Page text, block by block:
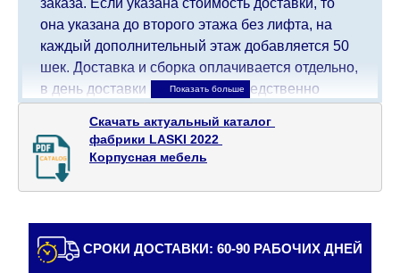
заказа. Если указана стоимость доставки, то
она указана до второго этажа без лифта, на
каждый дополнительный этаж добавляется 50
шек. Доставка и сборка оплачивается отдельно,
в день доставки мебели непосредственно
населенные пункты, которые находятся далеко
от центра страны, такие как: все, что дальше от
Кармиэля на севере, все, что дальше от Беэр-
Шевы на юге и в Иерусалиме, будет взимать
Доставка в Эйлат будет оговариваться
индивидуально, предварительно уточняя с
Скачать актуальный каталог
фабрики LASKI 2022
Корпусная мебель
СРОКИ ДОСТАВКИ: 60-90 РАБОЧИХ ДНЕЙ